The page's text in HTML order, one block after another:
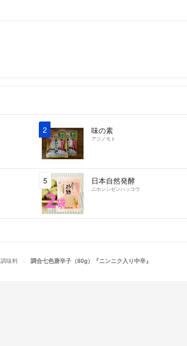
2 味の素
アジノモト
5 日本自然発酵
ニホンシゼンハッコウ
調味料 調合七色唐辛子（80g）『ニンニク入り中辛』